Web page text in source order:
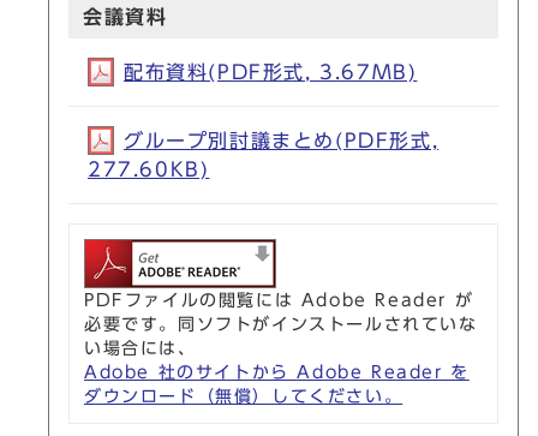
会議資料
配布資料(PDF形式, 3.67MB)
グループ別討議まとめ(PDF形式,
277.60KB)
PDFファイルの閲覧には Adobe Reader が
必要です。同ソフトがインストールされていな
い場合には、
Adobe 社のサイトから Adobe Reader を
ダウンロード（無償）してください。